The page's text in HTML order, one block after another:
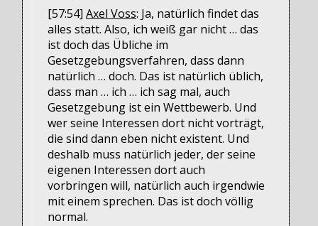
[57:54] Axel Voss: Ja, natürlich findet das
alles statt. Also, ich weiß gar nicht … das
ist doch das Übliche im
Gesetzgebungsverfahren, dass dann
natürlich … doch. Das ist natürlich üblich,
dass man … ich … ich sag mal, auch
Gesetzgebung ist ein Wettbewerb. Und
wer seine Interessen dort nicht vorträgt,
die sind dann eben nicht existent. Und
deshalb muss natürlich jeder, der seine
eigenen Interessen dort auch
vorbringen will, natürlich auch irgendwie
mit einem sprechen. Das ist doch völlig
normal.